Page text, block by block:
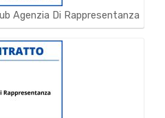
Agenzia Di Rappresentanza